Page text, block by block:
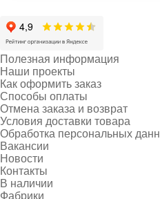
Полезная информация
Наши проекты
Как оформить заказ
Способы оплаты
Отмена заказа и возврат
Условия доставки товара
Обработка персональных
Вакансии
Новости
Контакты
В наличии
Фабрики